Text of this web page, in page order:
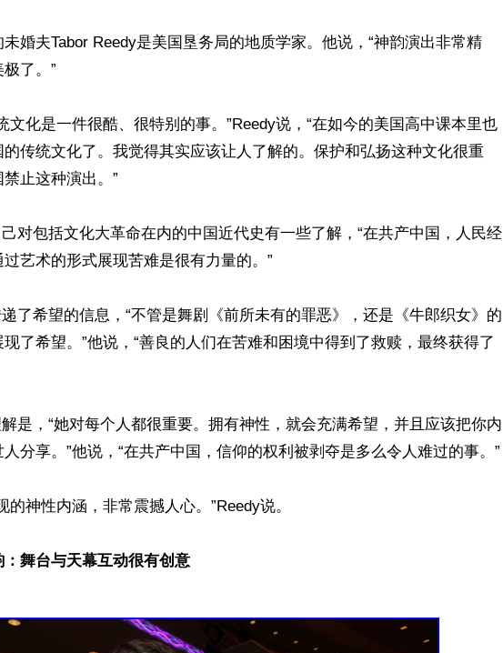
婚夫Tabor Reedy是美国垦务局的地质学家。他说，“神韵演出非常精
了。”
文化是一件很酷、很特别的事。”Reedy说，“在如今的美国高中课本里也
传统文化了。我觉得其实应该让人了解的。保护和弘扬这种文化很重
止这种演出。”
对包括文化大革命在内的中国近代史有一些了解，“在共产中国，人民经
艺术的形式展现苦难是很有力量的。”
了希望的信息，“不管是舞剧《前所未有的罪恶》，还是《牛郎织女》的
了希望。”他说，“善良的人们在苦难和困境中得到了救赎，最终获得了
是，“她对每个人都很重要。拥有神性，就会充满希望，并且应该把你内
分享。”他说，“在共产中国，信仰的权利被剥夺是多么令人难过的事。”
的神性内涵，非常震撼人心。”Reedy说。
舞台与天幕互动很有创意